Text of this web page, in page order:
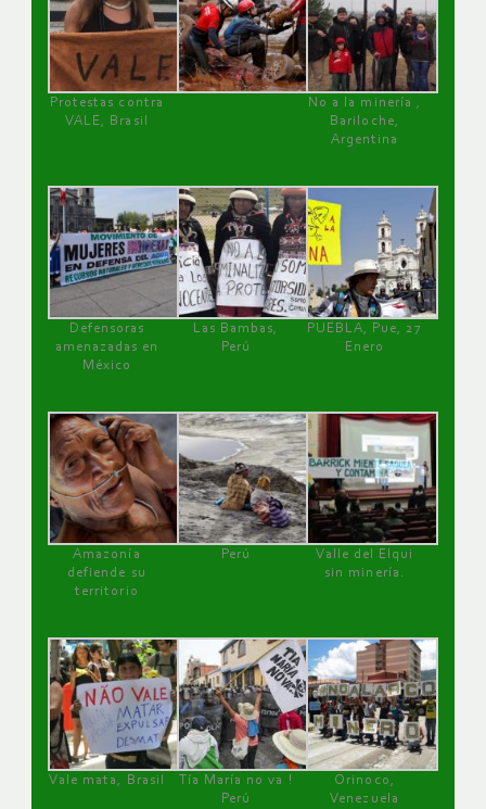
Protestas contra
VALE, Brasil
No a la minería ,
Bariloche,
Argentina
Defensoras
amenazadas en
México
Las Bambas,
Perú
PUEBLA, Pue, 27
Enero
Amazonía
defiende su
territorio
Perú
Valle del Elqui
sin minería.
Vale mata, Brasil
Tía María no va !
Perú
Orinoco,
Venezuela